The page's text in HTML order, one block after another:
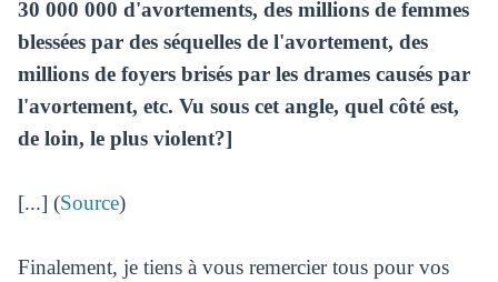
30 000 000 d'avortements, des millions de femmes
blessées par des séquelles de l'avortement, des
millions de foyers brisés par les drames causés par
l'avortement, etc. Vu sous cet angle, quel côté est,
de loin, le plus violent?]
[...] (Source)
Finalement, je tiens à vous remercier tous pour vos